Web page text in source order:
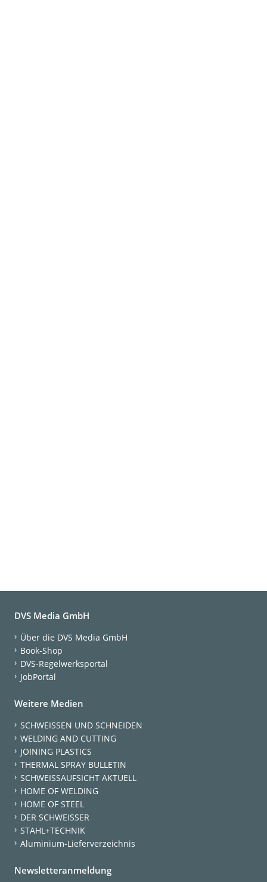
DVS Media GmbH
Über die DVS Media GmbH
Book-Shop
DVS-Regelwerksportal
JobPortal
Weitere Medien
SCHWEISSEN UND SCHNEIDEN
WELDING AND CUTTING
JOINING PLASTICS
THERMAL SPRAY BULLETIN
SCHWEISSAUFSICHT AKTUELL
HOME OF WELDING
HOME OF STEEL
DER SCHWEISSER
STAHL+TECHNIK
Aluminium-Lieferverzeichnis
Newsletteranmeldung